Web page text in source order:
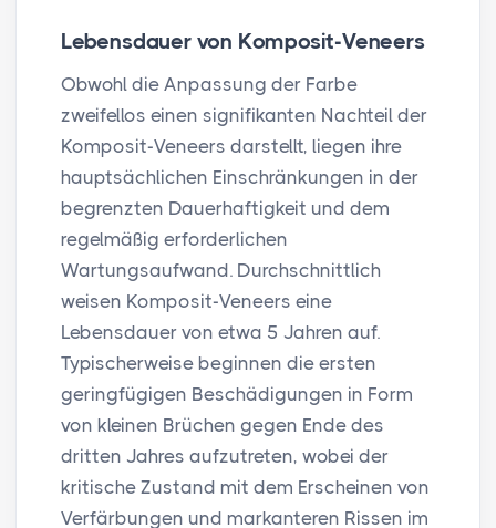
Lebensdauer von Komposit-Veneers
Obwohl die Anpassung der Farbe
zweifellos einen signifikanten Nachteil der
Komposit-Veneers darstellt, liegen ihre
hauptsächlichen Einschränkungen in der
begrenzten Dauerhaftigkeit und dem
regelmäßig erforderlichen
Wartungsaufwand. Durchschnittlich
weisen Komposit-Veneers eine
Lebensdauer von etwa 5 Jahren auf.
Typischerweise beginnen die ersten
geringfügigen Beschädigungen in Form
von kleinen Brüchen gegen Ende des
dritten Jahres aufzutreten, wobei der
kritische Zustand mit dem Erscheinen von
Verfärbungen und markanteren Rissen im